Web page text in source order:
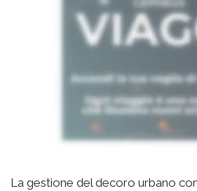
La gestione del decoro urbano